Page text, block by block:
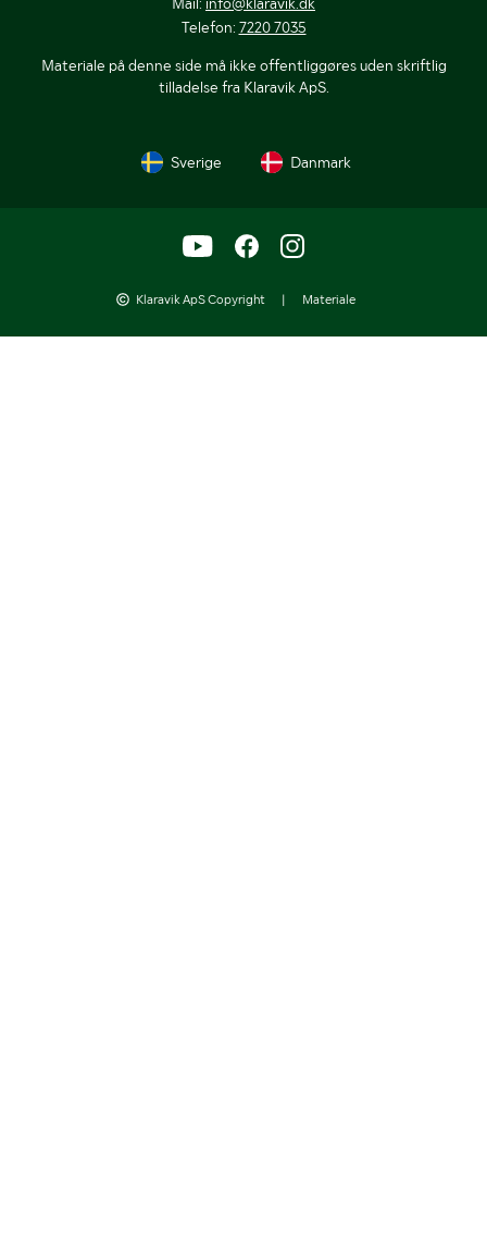
Telefon: 7220 7035
Materiale på denne side må ikke offentliggøres uden skriftlig
tilladelse fra Klaravik ApS.
Sverige Danmark
Klaravik ApS Copyright | Materiale